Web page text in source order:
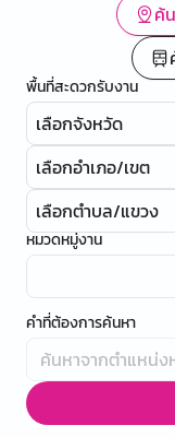
ค้
พื้นที่สะดวกรับงาน
เลือกจังหวัด
เลือกอำเภอ/เขต
เลือกตำบล/แขวง
หมวดหมู่งาน
คำที่ต้องการค้นหา